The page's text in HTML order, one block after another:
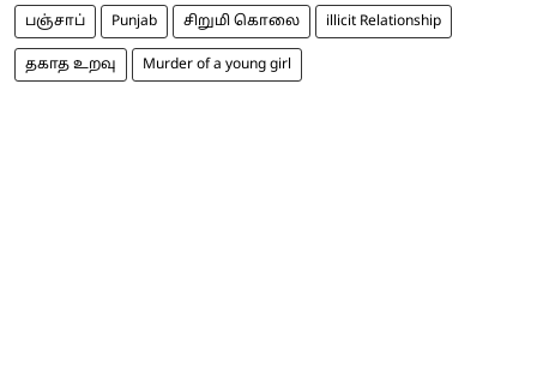
பஞ்சாப் Punjab சிறுமி கொலை illicit Relationship
தகாத உறவு Murder of a young girl